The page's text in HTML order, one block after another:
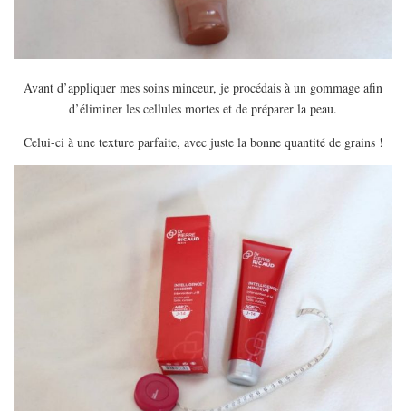
Avant d’appliquer mes soins minceur, je procédais à un gommage afin
d’éliminer les cellules mortes et de préparer la peau.
Celui-ci à une texture parfaite, avec juste la bonne quantité de grains !